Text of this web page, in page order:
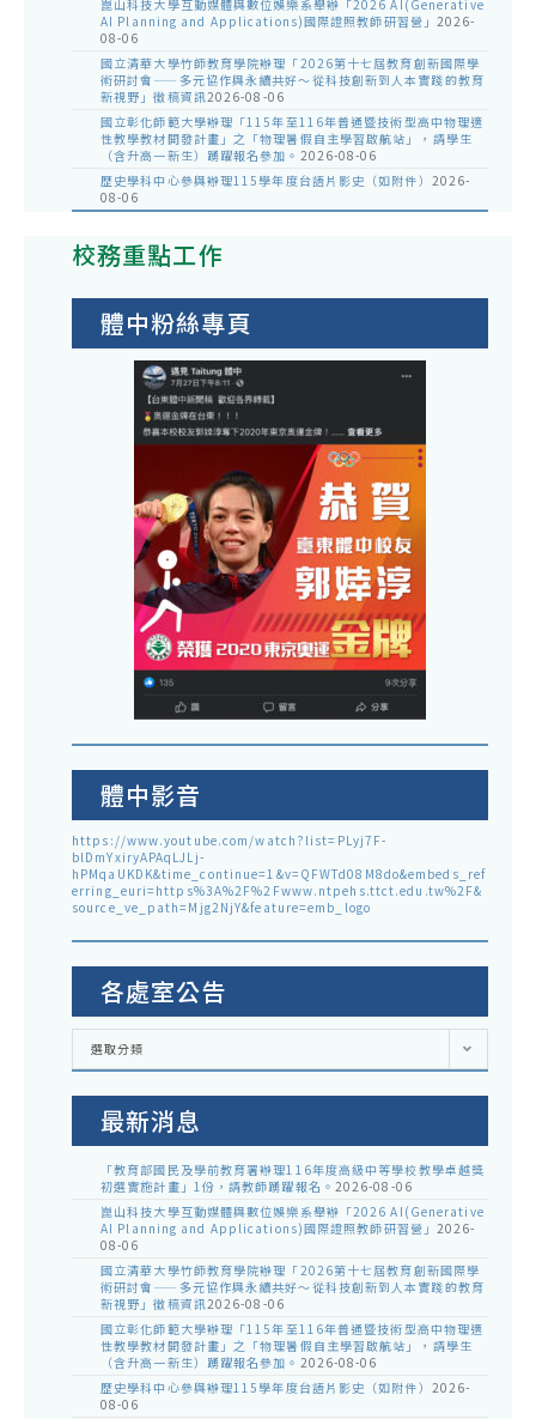
崑山科技大學互動媒體與數位娛樂系舉辦「2026 AI(Generative
AI Planning and Applications)國際證照教師研習營」 2026-
08-06
國立清華大學竹師教育學院辦理「2026第十七屆教育創新國際學
術研討會——多元協作與永續共好～從科技創新到人本實踐的教育
新視野」徵稿資訊2026-08-06
國立彰化師範大學辦理「115年至116年普通暨技術型高中物理適
性教學教材開發計畫」之「物理暑假自主學習啟航站」，請學生
（含升高一新生）踴躍報名參加。 2026-08-06
歷史學科中心參與辦理115學年度台語片影史（如附件） 2026-
08-06
校務重點工作
體中粉絲專頁
體中影音
https://www.youtube.com/watch?list=PLyj7F-
blDmYxiryAPAqLJLj-
hPMqaUKDK&time_continue=1&v=QFWTd08M8do&embeds_ref
erring_euri=https%3A%2F%2Fwww.ntpehs.ttct.edu.tw%2F&
source_ve_path=Mjg2NjY&feature=emb_logo
各處室公告
各
室
選取分類
最新消息
「教育部國民及學前教育署辦理116年度高級中等學校教學卓越獎
初選實施計畫」1份，請教師踴躍報名。 2026-08-06
崑山科技大學互動媒體與數位娛樂系舉辦「2026 AI(Generative
AI Planning and Applications)國際證照教師研習營」 2026-
08-06
國立清華大學竹師教育學院辦理「2026第十七屆教育創新國際學
術研討會——多元協作與永續共好～從科技創新到人本實踐的教育
新視野」徵稿資訊2026-08-06
國立彰化師範大學辦理「115年至116年普通暨技術型高中物理適
性教學教材開發計畫」之「物理暑假自主學習啟航站」，請學生
（含升高一新生）踴躍報名參加。 2026-08-06
歷史學科中心參與辦理115學年度台語片影史（如附件） 2026-
08-06